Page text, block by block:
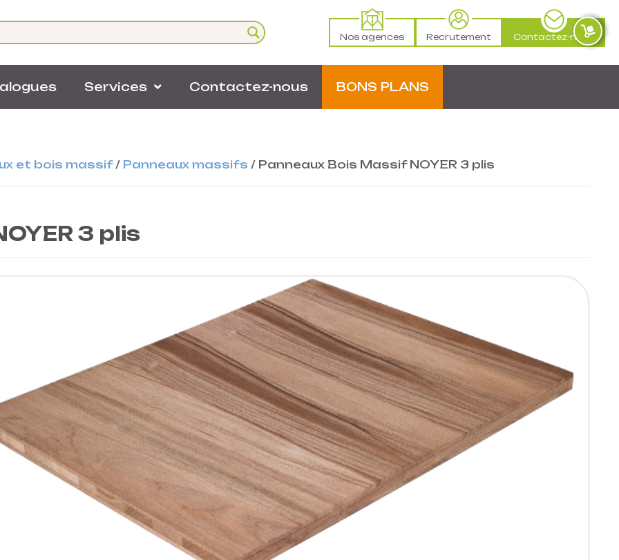
Nos agences Recrutement Contactez-nous
Services Contactez-nous BONS PLANS
et bois massif/ Panneaux massifs / Panneaux Bois Massif NOYER 3 plis
3 plis